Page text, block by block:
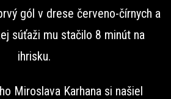
gól v drese červeno-čírnych a
súťaži mu stačilo 8 minút na
ihrisku.
Miroslava Karhana si našiel